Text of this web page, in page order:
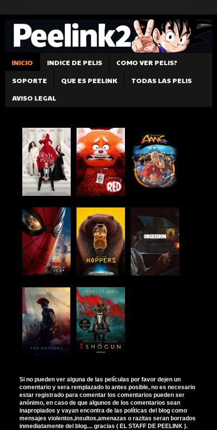
INICIO INDICE DE PELIS
COMO VER PELIS?
SOPORTE
QUE ES PEELINK
TODAS LAS PELIS
AVISO LEGAL
Si no pueden ver alguna de las películas por favor dejen un
comentario y sera remplazado lo antes posible, no es necesario
estar registrado para comentar los comentarios pueden ser
anónimo, en caso de que algunos de los comentarios sean
inapropiados y vayan encontra de las políticas del blog como
mensajes violentos,insultos,amenazas o razitas seran borrados
inmediatamente del blog.... gracias ( EL STAFF DE PEELINK ).